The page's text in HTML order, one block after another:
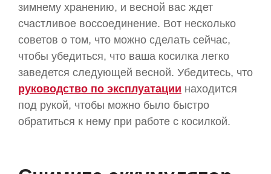
зимнему хранению, и весной вас ждет
счастливое воссоединение. Вот несколько
советов о том, что можно сделать сейчас,
чтобы убедиться, что ваша косилка легко
заведется следующей весной. Убедитесь, что
руководство по эксплуатации находится
под рукой, чтобы можно было быстро
обратиться к нему при работе с косилкой.